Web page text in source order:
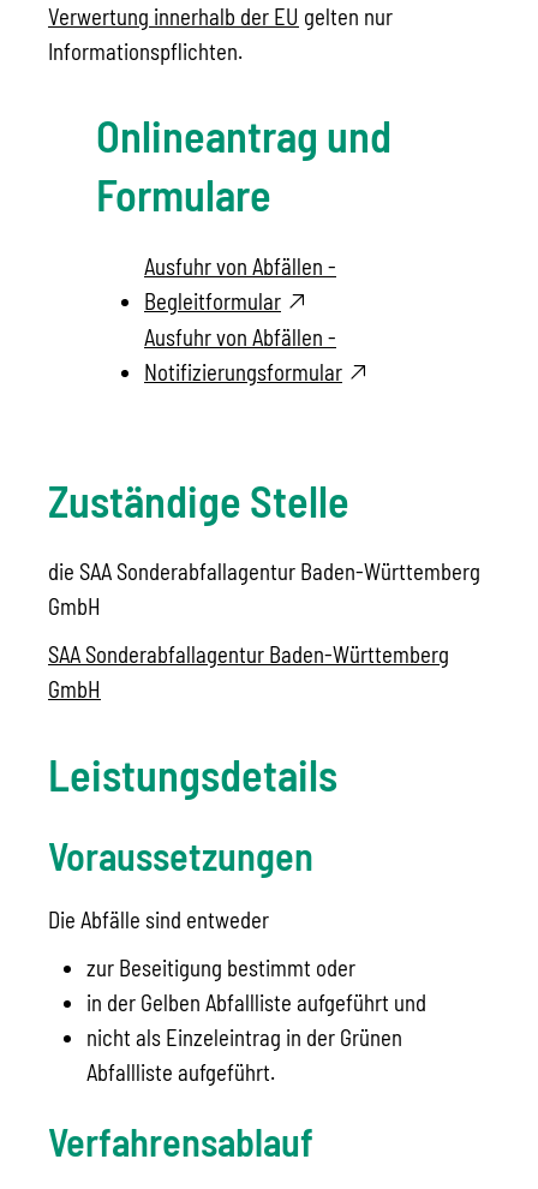
Verwertung innerhalb der EU gelten nur
Informationspflichten.
Onlineantrag und
Formulare
Ausfuhr von Abfällen -
Begleitformular
Ausfuhr von Abfällen -
Notifizierungsformular
Zuständige Stelle
die SAA Sonderabfallagentur Baden-Württemberg
GmbH
SAA Sonderabfallagentur Baden-Württemberg
GmbH
Leistungsdetails
Voraussetzungen
Die Abfälle sind entweder
zur Beseitigung bestimmt oder
in der Gelben Abfallliste aufgeführt und
nicht als Einzeleintrag in der Grünen
Abfallliste aufgeführt.
Verfahrensablauf